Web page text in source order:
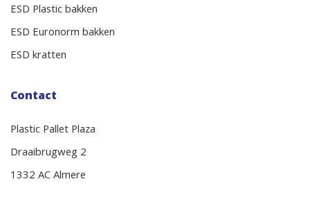
ESD Plastic bakken
ESD Euronorm bakken
ESD kratten
Contact
Plastic Pallet Plaza
Draaibrugweg 2
1332 AC Almere